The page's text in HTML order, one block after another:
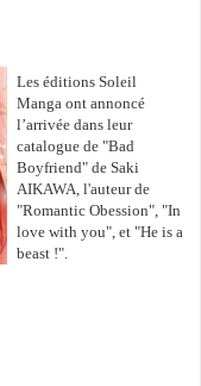
Les éditions Soleil
Manga ont annoncé
l’arrivée dans leur
catalogue de "Bad
Boyfriend" de Saki
AIKAWA, l'auteur de
"Romantic Obession", "In
love with you", et "He is a
beast !".